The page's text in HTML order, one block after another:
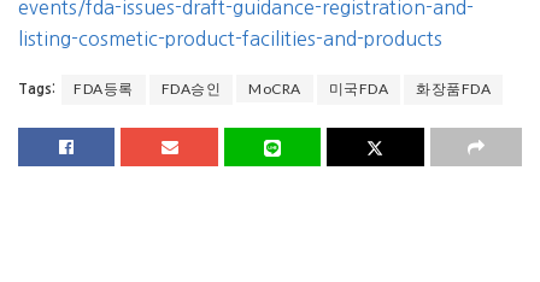
events/fda-issues-draft-guidance-registration-and-
listing-cosmetic-product-facilities-and-products
Tags: FDA등록 FDA승인 MoCRA 미국FDA 화장품FDA